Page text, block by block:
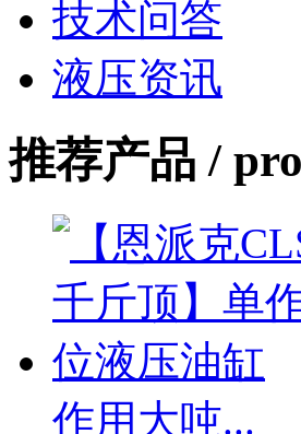
技术问答
液压资讯
推荐产品 /
作用大吨...